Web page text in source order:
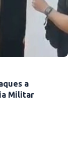
a
Militar